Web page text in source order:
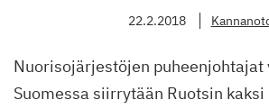
22.2.2018
Nuorisojärjestöjen puheenjohtajat
Suomessa siirrytään Ruotsin